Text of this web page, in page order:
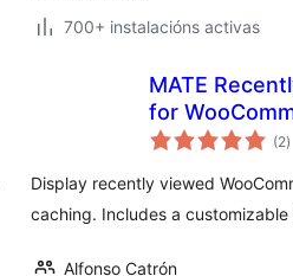
700+ instalacións activas
MATE
for
(2)
Display recently viewed
caching. Includes a
Alfonso Catrón